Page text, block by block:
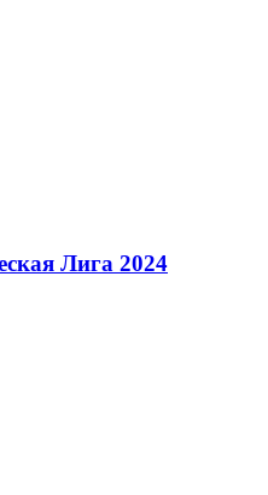
Лига 2024